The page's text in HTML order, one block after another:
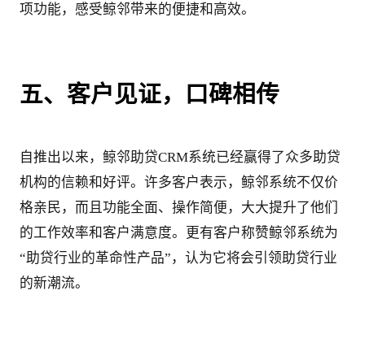
项功能，感受鲸邻带来的便捷和高效。
五、客户见证，口碑相传
自推出以来，鲸邻助贷CRM系统已经赢得了众多助贷
机构的信赖和好评。许多客户表示，鲸邻系统不仅价
格亲民，而且功能全面、操作简便，大大提升了他们
的工作效率和客户满意度。更有客户称赞鲸邻系统为
“助贷行业的革命性产品”，认为它将会引领助贷行业
的新潮流。